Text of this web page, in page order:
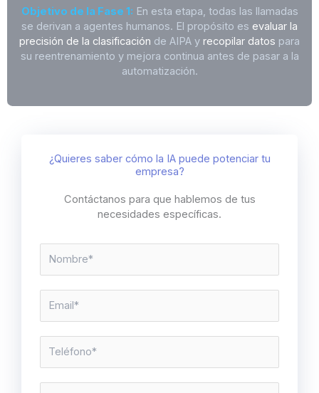
Objetivo de la Fase 1: En esta etapa, todas las llamadas
se derivan a agentes humanos. El propósito es evaluar la
precisión de la clasificación de AIPA y recopilar datos para
su reentrenamiento y mejora continua antes de pasar a la
automatización.
¿Quieres saber cómo la IA puede potenciar tu
empresa?
Contáctanos para que hablemos de tus
necesidades específicas.
m
b
e
*
a
i
*
M
s
s